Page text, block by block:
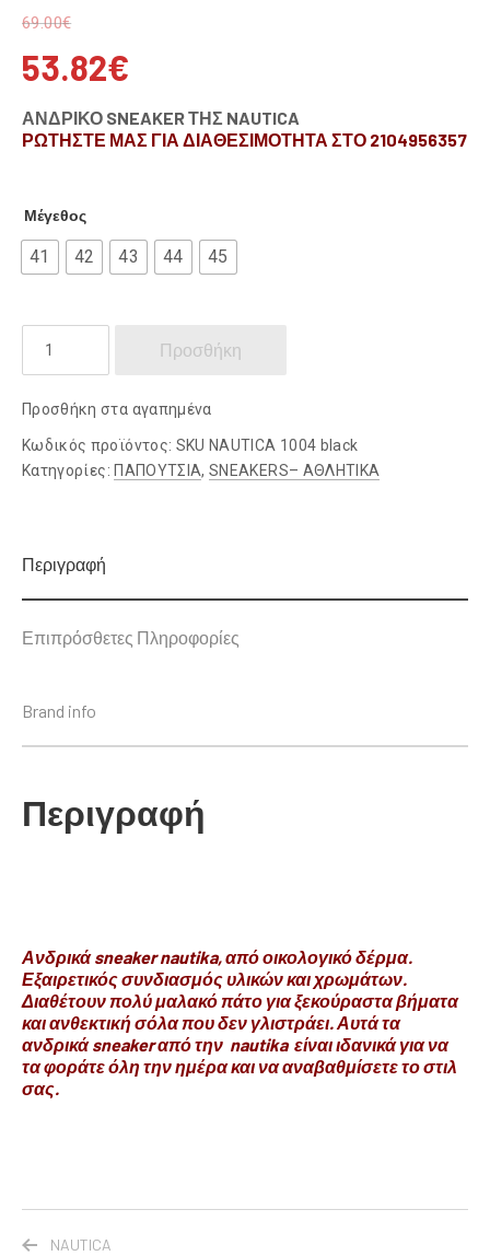
69.00€
53.82€
ΑΝΔΡΙΚΟ SNEAKER ΤΗΣ NAUTICA
ΡΩΤΗΣΤΕ ΜΑΣ ΓΙΑ ΔΙΑΘΕΣΙΜΟΤΗΤΑ ΣΤΟ 2104956357
Μέγεθος
41 42 43 44 45
ποσότητα
Προσθήκη
Προσθήκη στα αγαπημένα
Κωδικός προϊόντος: SKU NAUTICA 1004 black
Κατηγορίες: ΠΑΠΟΥΤΣΙΑ,SNEAKERS– ΑΘΛΗΤΙΚΑ
Περιγραφή
Επιπρόσθετες Πληροφορίες
Brand info
Περιγραφή
Ανδρικά sneaker nautika, από οικολογικό δέρμα.
Εξαιρετικός συνδιασμός υλικών και χρωμάτων.
Διαθέτουν πολύ μαλακό πάτο για ξεκούραστα βήματα
και ανθεκτική σόλα που δεν γλιστράει. Αυτά τα
ανδρικά sneaker από την nautika είναι ιδανικά για να
τα φοράτε όλη την ημέρα και να αναβαθμίσετε το στιλ
σας.
NAUTICA